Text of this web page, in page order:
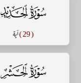
سورة الحديد
( 29 ) آية
سورة الحشر